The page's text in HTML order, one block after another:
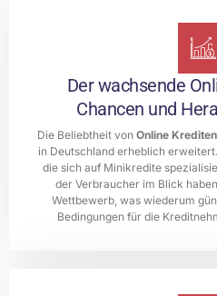
Der wachsende
Chancen und
Die Beliebtheit von Online Krediten
in Deutschland erheblich
die sich auf Minikredite
der Verbraucher im Blick
Wettbewerb, was wiederum
Bedingungen für die